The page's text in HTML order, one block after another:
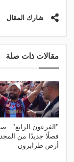
شارك المقال
مقالات ذات صلة
"الفرعون الرابع"..
فصلًا جديدًا من
أرض طرابزون